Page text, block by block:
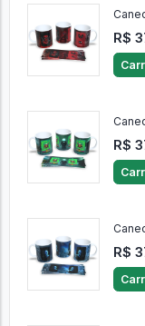
R$
R$
R$